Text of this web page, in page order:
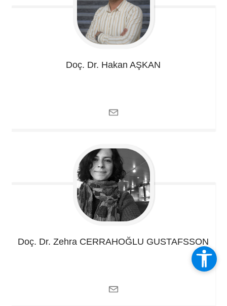
Doç. Dr. Hakan AŞKAN
Doç. Dr. Zehra CERRAHOĞLU GUSTAFSSON